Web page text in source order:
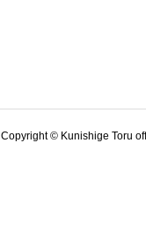
Copyright © Kunishige Toru